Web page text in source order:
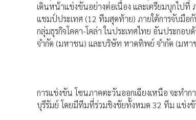
เดินหน้าแข่งขันอย่างต่อเนื่อง และเตรียมบุกไปที่
แชมป์ประเทศ (12 ทีมสุดท้าย) ภายใต้การจับมือ
กลุ่มธุรกิจโคคา-โคล่า ในประเทศไทย อันประกอ
จำกัด (มหาชน) และบริษัท หาดทิพย์ จำกัด (มหา
การแข่งขัน โซนภาคตะวันออกเฉียงเหนือ จะทำ
บุรีรัมย์ โดยมีทีมที่ร่วมชิงชัยทั้งหมด 32 ทีม แข่ง